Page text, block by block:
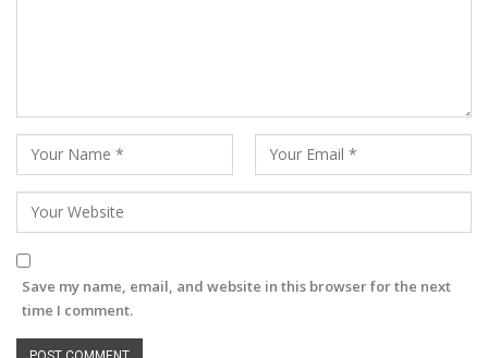
Save my name, email, and website in this browser for the next
time I comment.